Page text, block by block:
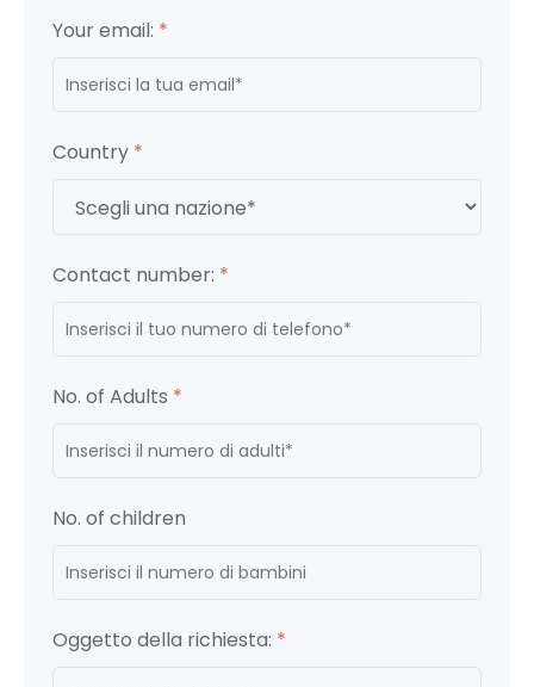
Your email: *
Country *
Contact number: *
No. of Adults *
No. of children
Oggetto della richiesta: *